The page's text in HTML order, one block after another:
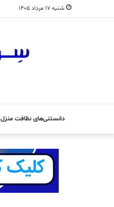
شنبه ۱۷ مرداد ۱۴۰۵
دانستنی‌های نظافت منزل